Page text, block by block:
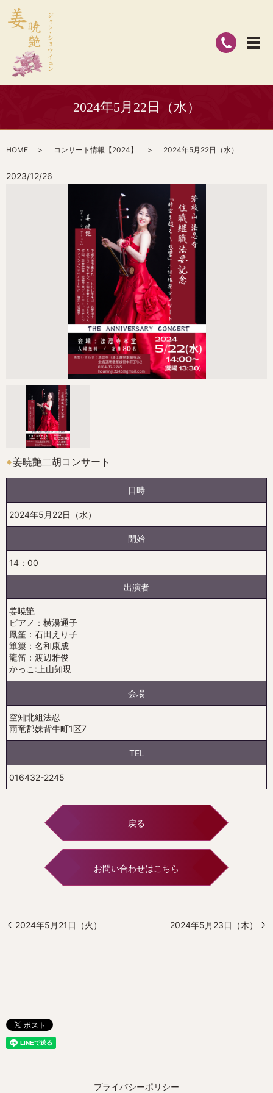
2024年5月22日（水）
HOME コンサート情報【2024】 2024年5月22日（水）
2023/12/26
姜暁艶二胡コンサート
日時
2024年5月22日（水）
開始
14：00
出演者
姜暁艶
ピアノ：横湯通子
鳳笙：石田えり子
篳篥：名和康成
龍笛：渡辺雅俊
かっこ:上山知現
会場
空知北組法忍
雨竜郡妹背牛町1区7
TEL
016432-2245
戻る
お問い合わせはこちら
2024年5月21日（火） 2024年5月23日（木）
プライバシーポリシー